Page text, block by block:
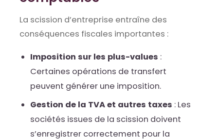
La scission d’entreprise entraîne des
conséquences fiscales importantes :
Imposition sur les plus-values :
Certaines opérations de transfert
peuvent générer une imposition.
Gestion de la TVA et autres taxes : Les
sociétés issues de la scission doivent
s’enregistrer correctement pour la